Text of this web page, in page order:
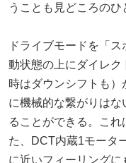
うことも見どころのひ
ドライブモードを「
動状態の上にダイレ
時はダウンシフトも
に機械的な繋がりは
ることができる。これ
た、DCT内蔵1モータ
に近いフィーリングに